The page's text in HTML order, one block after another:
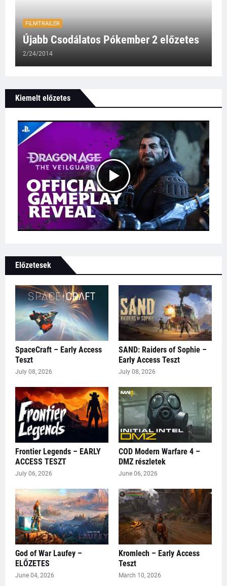
FILMTRAILER
Újabb Csodálatos Pókember 2 előzetes
2/24/2014
Kiemelt előzetes
Előzetesek
SpaceCraft – Early Access
Teszt
July 08, 2026
SAND: Raiders of Sophie –
Early Access Teszt
July 08, 2026
Frontier Legends – EARLY
ACCESS TESZT
July 06, 2026
COD Modern Warfare 4 –
DMZ részletek
June 06, 2026
God of War Laufey –
ELŐZETES
June 04, 2026
Kromlech – Early Access
Teszt
March 10, 2026